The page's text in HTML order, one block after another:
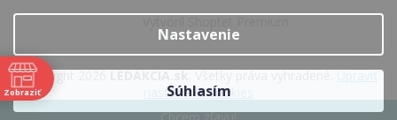
Nastavenie
Súhlasím
Copyright 2026
nastavenie cookies
Zobraziť